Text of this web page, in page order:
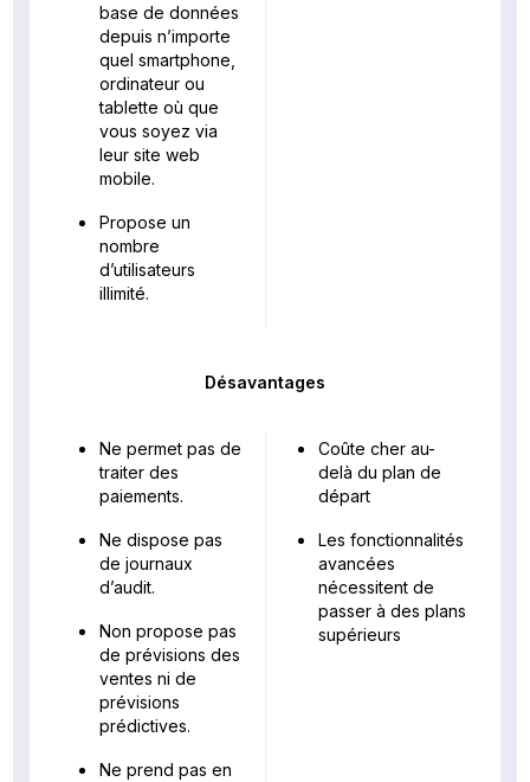
base de données
depuis n’importe
quel smartphone,
ordinateur ou
tablette où que
vous soyez via
leur site web
mobile.
Propose un
nombre
d’utilisateurs
illimité.
Désavantages
Ne permet pas de
traiter des
paiements.
Ne dispose pas
de journaux
d’audit.
Non propose pas
de prévisions des
ventes ni de
prévisions
prédictives.
Ne prend pas en
Coûte cher au-
delà du plan de
départ
Les fonctionnalités
avancées
nécessitent de
passer à des plans
supérieurs